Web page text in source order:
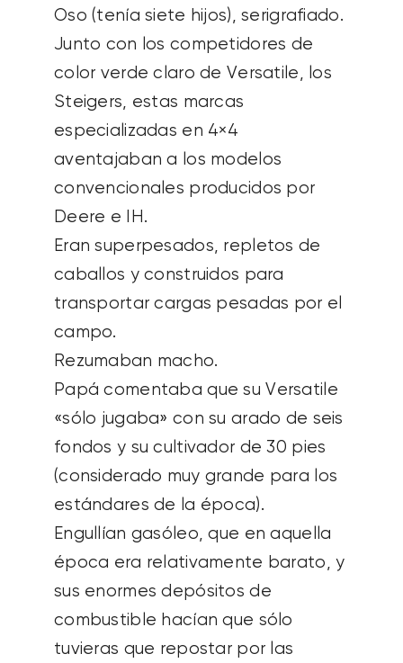
Oso (tenía siete hijos), serigrafiado.
Junto con los competidores de
color verde claro de Versatile, los
Steigers, estas marcas
especializadas en 4×4
aventajaban a los modelos
convencionales producidos por
Deere e IH.
Eran superpesados, repletos de
caballos y construidos para
transportar cargas pesadas por el
campo.
Rezumaban macho.
Papá comentaba que su Versatile
«sólo jugaba» con su arado de seis
fondos y su cultivador de 30 pies
(considerado muy grande para los
estándares de la época).
Engullían gasóleo, que en aquella
época era relativamente barato, y
sus enormes depósitos de
combustible hacían que sólo
tuvieras que repostar por las